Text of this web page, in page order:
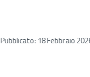
Pubblicato: 18 Febbraio